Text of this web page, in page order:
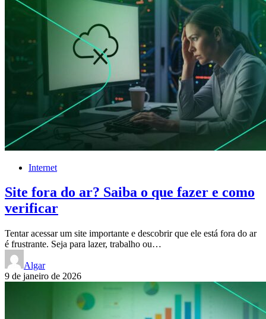
Internet
Site fora do ar? Saiba o que fazer e como
verificar
Tentar acessar um site importante e descobrir que ele está fora do ar
é frustrante. Seja para lazer, trabalho ou…
Algar
9 de janeiro de 2026